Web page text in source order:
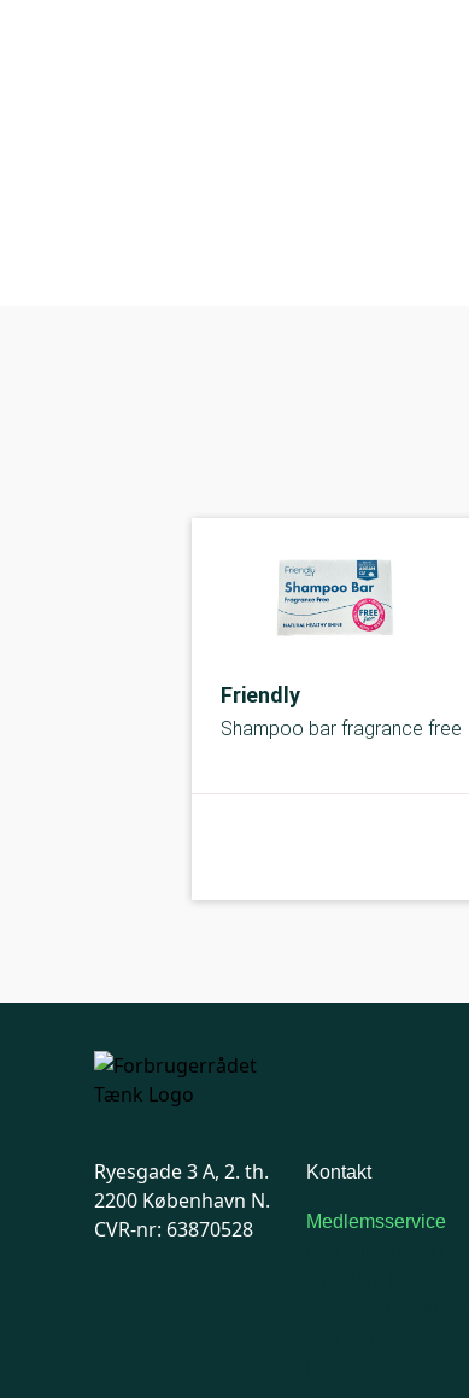
Friendly
Shampoo bar fragrance free
Ryesgade 3 A, 2. th.
2200 København N.
CVR-nr: 63870528
Kontakt
Medlemsservice